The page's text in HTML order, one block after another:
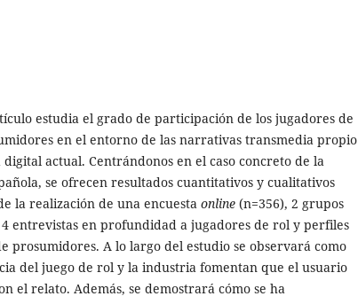
estudia el grado de participación de los jugadores de
en el entorno de las narrativas transmedia propio
digital actual. Centrándonos en el caso concreto de la
se ofrecen resultados cuantitativos y cualitativos
la realización de una encuesta online (n=356), 2 grupos
entrevistas en profundidad a jugadores de rol y perfiles
prosumidores. A lo largo del estudio se observará como
del juego de rol y la industria fomentan que el usuario
el relato. Además, se demostrará cómo se ha